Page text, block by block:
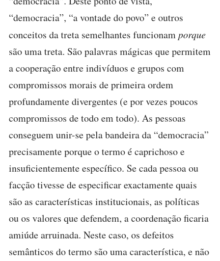
“democracia”, “a vontade do povo” e outros
conceitos da treta semelhantes funcionamporque
são uma treta. São palavras mágicas que permitem
a cooperação entre indivíduos e grupos com
compromissos morais de primeira ordem
profundamente divergentes (e por vezes poucos
compromissos de todo em todo). As pessoas
conseguem unir-se pela bandeira da “democracia”
precisamente porque o termo é caprichoso e
insuficientemente específico. Se cada pessoa ou
facção tivesse de especificar exactamente quais
são as características institucionais, as políticas
ou os valores que defendem, a coordenação ficaria
amiúde arruinada. Neste caso, os defeitos
semânticos do termo são uma característica, e não